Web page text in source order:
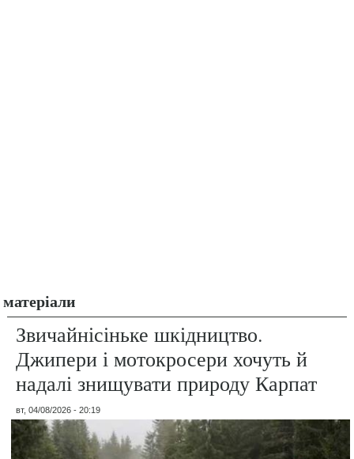
матеріали
Звичайнісіньке шкідництво.
Джипери і мотокросери хочуть й
надалі знищувати природу Карпат
вт, 04/08/2026 - 20:19